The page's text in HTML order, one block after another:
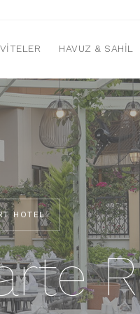
HAVUZ & SAHIL
HOTEL